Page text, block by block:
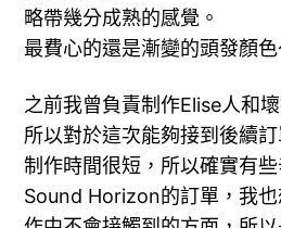
略帶幾分成熟的感覺。
最費心的還是漸變的頭發顏色
之前我曾負責制作Elise人和
所以對於這次能夠接到後續訂
制作時間很短，所以確實有
Sound Horizon的訂單，我